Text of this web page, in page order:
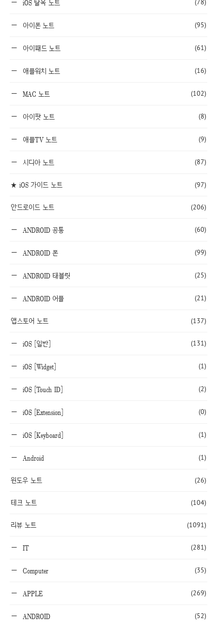
iOS 탈옥 노트 (78)
아이폰 노트 (95)
아이패드 노트 (61)
애플워치 노트 (16)
MAC 노트 (102)
아이팟 노트 (8)
애플TV 노트 (9)
시디아 노트 (87)
★ iOS 가이드 노트 (97)
안드로이드 노트 (206)
ANDROID 공통 (60)
ANDROID 폰 (99)
ANDROID 태블릿 (25)
ANDROID 어플 (21)
앱스토어 노트 (137)
iOS [일반] (131)
iOS [Widget] (1)
iOS [Touch ID] (2)
iOS [Extension] (0)
iOS [Keyboard] (1)
Android (1)
윈도우 노트 (26)
테크 노트 (104)
리뷰 노트 (1091)
IT (281)
Computer (35)
APPLE (269)
ANDROID (52)